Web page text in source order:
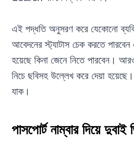
এই পদ্ধতি অনুসরণ করে যেকোনো
আবেদনের স্ট্যাটাস চেক করতে
হয়েছে কিনা জেনে নিতে পারবেন।
নিচে ছবিসহ উল্লেখ করে দেয়া
যাক।
পাসপোর্ট নাম্বার দিয়ে দুবাই